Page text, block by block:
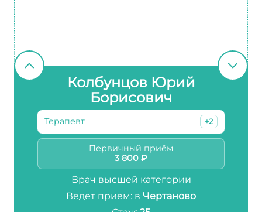
Колбунцов Юрий
Борисович
Терапевт +2
Первичный приём
3 800 ₽
Врач высшей категории
Ведет прием: в Чертаново